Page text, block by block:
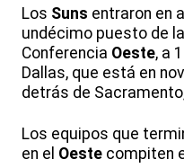
Los Suns entraron en
undécimo puesto de la
Conferencia Oeste, a
Dallas, que está en
detrás de
Los equipos que
en el Oeste compiten